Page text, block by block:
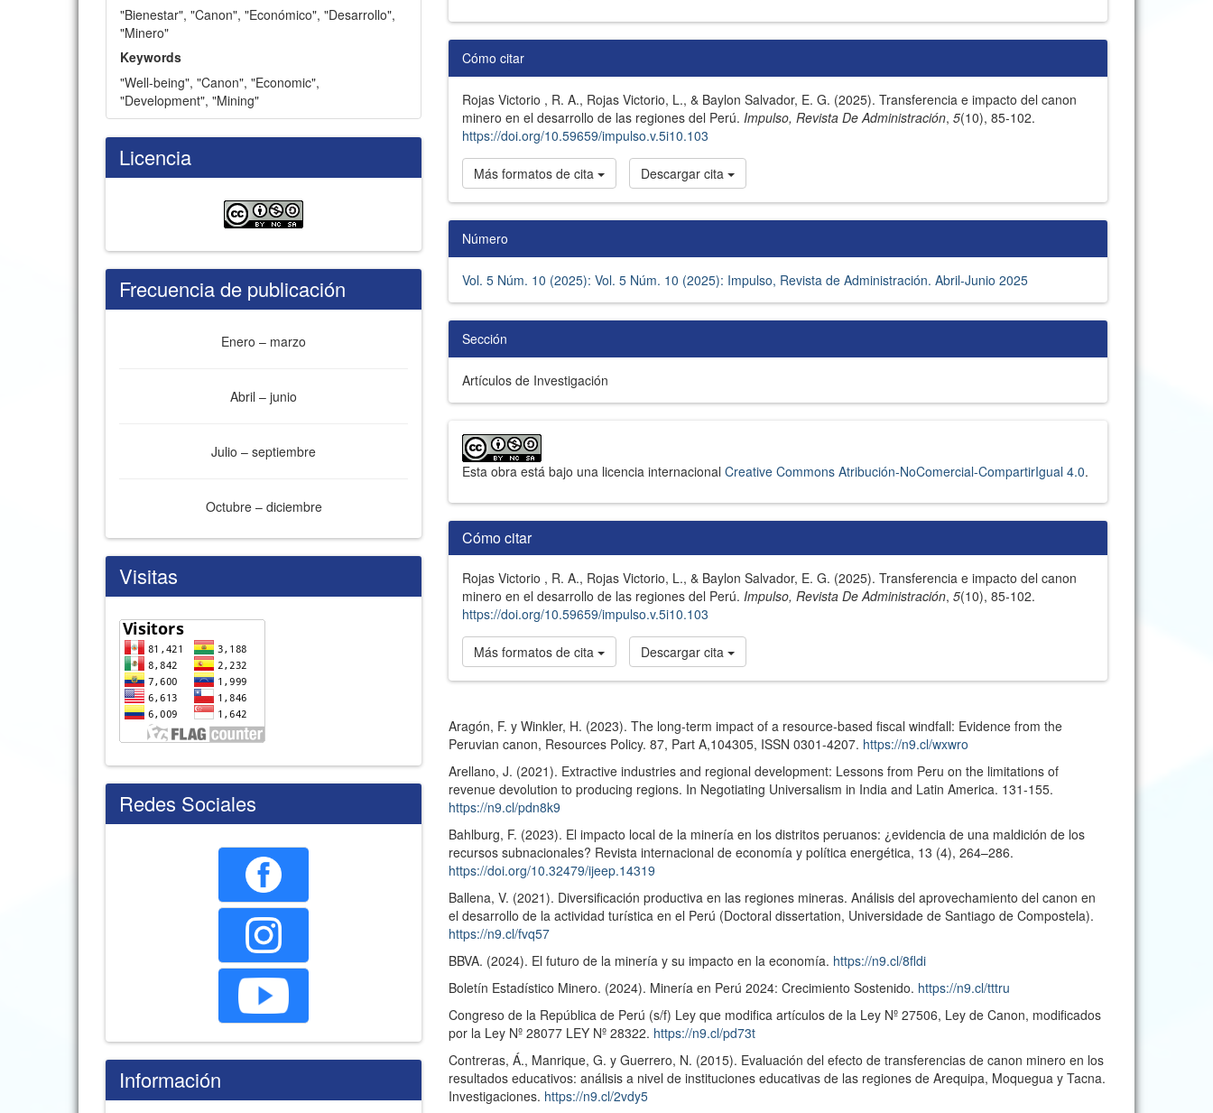
"Bienestar", "Canon", "Económico", "Desarrollo",
"Minero"
Keywords
"Well-being", "Canon", "Economic",
"Development", "Mining"
Licencia
Frecuencia de publicación
Enero – marzo
Abril – junio
Julio – septiembre
Octubre – diciembre
Visitas
Redes Sociales
Información
Detalles
del
artículo
Cómo citar
Rojas Victorio , R. A., Rojas Victorio, L., & Baylon Salvador, E. G. (2025). Transferencia e impacto del canon
minero en el desarrollo de las regiones del Perú. Impulso, Revista De Administración, 5(10), 85-102.
https://doi.org/10.59659/impulso.v.5i10.103
Más formatos de cita Descargar cita
Número
Vol. 5 Núm. 10 (2025): Vol. 5 Núm. 10 (2025): Impulso, Revista de Administración. Abril-Junio 2025
Sección
Artículos de Investigación
Esta obra está bajo una licencia internacional Creative Commons Atribución-NoComercial-CompartirIgual 4.0.
Cómo citar
Rojas Victorio , R. A., Rojas Victorio, L., & Baylon Salvador, E. G. (2025). Transferencia e impacto del canon
minero en el desarrollo de las regiones del Perú. Impulso, Revista De Administración, 5(10), 85-102.
https://doi.org/10.59659/impulso.v.5i10.103
Más formatos de cita Descargar cita
Aragón, F. y Winkler, H. (2023). The long-term impact of a resource-based fiscal windfall: Evidence from the
Peruvian canon, Resources Policy. 87, Part A,104305, ISSN 0301-4207. https://n9.cl/wxwro
Arellano, J. (2021). Extractive industries and regional development: Lessons from Peru on the limitations of
revenue devolution to producing regions. In Negotiating Universalism in India and Latin America. 131-155.
https://n9.cl/pdn8k9
Bahlburg, F. (2023). El impacto local de la minería en los distritos peruanos: ¿evidencia de una maldición de los
recursos subnacionales? Revista internacional de economía y política energética, 13 (4), 264–286.
https://doi.org/10.32479/ijeep.14319
Ballena, V. (2021). Diversificación productiva en las regiones mineras. Análisis del aprovechamiento del canon en
el desarrollo de la actividad turística en el Perú (Doctoral dissertation, Universidade de Santiago de Compostela).
https://n9.cl/fvq57
BBVA. (2024). El futuro de la minería y su impacto en la economía. https://n9.cl/8fldi
Boletín Estadístico Minero. (2024). Minería en Perú 2024: Crecimiento Sostenido. https://n9.cl/tttru
Congreso de la República de Perú (s/f) Ley que modifica artículos de la Ley Nº 27506, Ley de Canon, modificados
por la Ley Nº 28077 LEY Nº 28322. https://n9.cl/pd73t
Contreras, Á., Manrique, G. y Guerrero, N. (2015). Evaluación del efecto de transferencias de canon minero en los
resultados educativos: análisis a nivel de instituciones educativas de las regiones de Arequipa, Moquegua y Tacna.
Investigaciones. https://n9.cl/2vdy5